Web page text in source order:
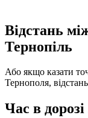
Відстань
Тернопіль
Або якщо казати
Тернополя,
Час в